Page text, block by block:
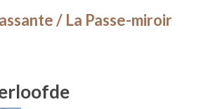
/ La Passe-miroir